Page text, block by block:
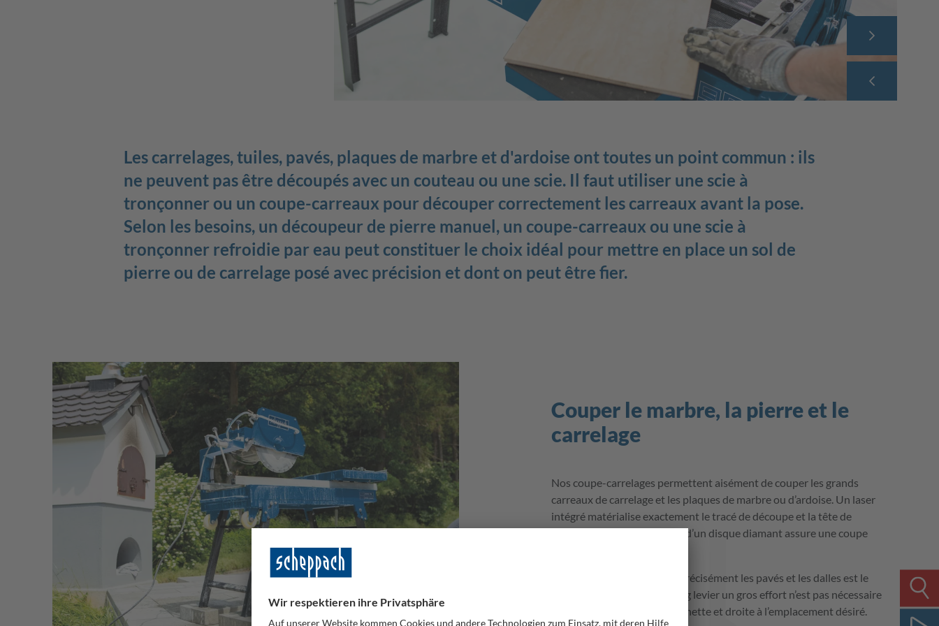
L’entreprise Professions
Services de l’employeur
Contact avec le service après-
vente scheppach
Les carrelages, tuiles, pavés, plaques de marbre et d'ardoise ont toutes un point commun : ils
ne peuvent pas être découpés avec un couteau ou une scie. Il faut utiliser une scie à
tronçonner ou un coupe-carreaux pour découper correctement les carreaux avant la pose.
Selon les besoins, un découpeur de pierre manuel, un coupe-carreaux ou une scie à
tronçonner refroidie par eau peut constituer le choix idéal pour mettre en place un sol de
pierre ou de carrelage posé avec précision et dont on peut être fier.
Couper le marbre, la pierre et le
carrelage
Nos coupe-carrelages permettent aisément de couper les grands
carreaux de carrelage et les plaques de marbre ou d’ardoise. Un laser
intégré matérialise exactement le tracé de découpe et la tête de
découpe inclinable pourvue d’un disque diamant assure une coupe
L’outil idéal pour découper précisément les pavés et les dalles est le
coupe-pavés. Grâce à un long levier un gros effort n’est pas nécessaire
pour effectuer une découpe nette et droite à l’emplacement désiré.